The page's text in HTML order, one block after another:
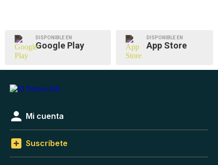
DISPONIBLE EN
Google Play
DISPONIBLE EN
App Store
Mi cuenta
Suscríbete